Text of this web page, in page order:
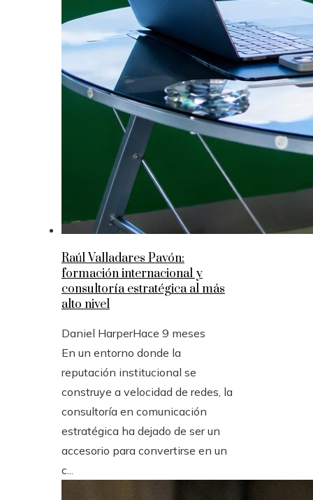
Raúl Valladares Pavón:
formación internacional y
consultoría estratégica al más
alto nivel
Daniel HarperHace 9 meses
En un entorno donde la
reputación institucional se
construye a velocidad de redes, la
consultoría en comunicación
estratégica ha dejado de ser un
accesorio para convertirse en un
c...